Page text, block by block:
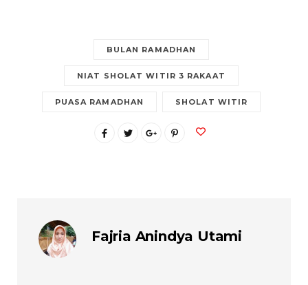
BULAN RAMADHAN
NIAT SHOLAT WITIR 3 RAKAAT
PUASA RAMADHAN SHOLAT WITIR
Fajria Anindya Utami